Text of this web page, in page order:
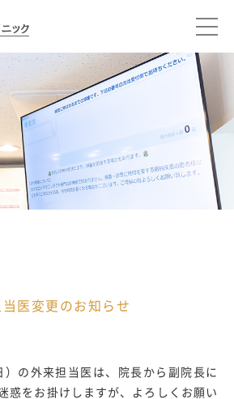
医変更のお知らせ
の外来担当医は、院長から副院長に
惑をお掛けしますが、よろしくお願い